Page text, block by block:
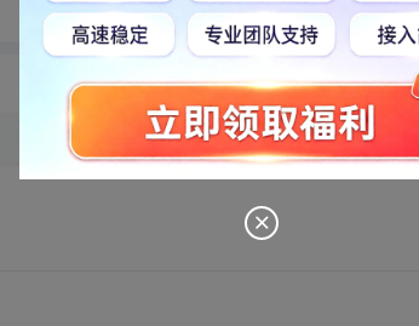
转发到动态 举报